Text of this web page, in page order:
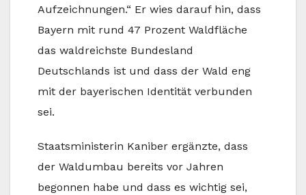
Aufzeichnungen.“ Er wies darauf hin, dass
Bayern mit rund 47 Prozent Waldfläche
das waldreichste Bundesland
Deutschlands ist und dass der Wald eng
mit der bayerischen Identität verbunden
sei.
Staatsministerin Kaniber ergänzte, dass
der Waldumbau bereits vor Jahren
begonnen habe und dass es wichtig sei,